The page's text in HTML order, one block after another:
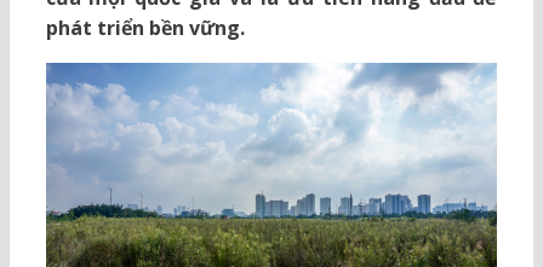
phát triển bền vững.